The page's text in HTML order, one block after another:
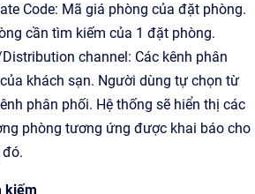
Code: Mã giá phòng của đặt phòng.
cần tìm kiếm của 1 đặt phòng.
channel: Các kênh phân
khách sạn. Người dùng tự chọn từ
phân phối. Hệ thống sẽ hiển thị các
phòng tương ứng được khai báo cho
kiếm